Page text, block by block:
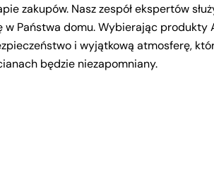
zakupów. Nasz zespół ekspertów
w Państwa domu. Wybierając produkty
i wyjątkową atmosferę,
będzie niezapomniany.